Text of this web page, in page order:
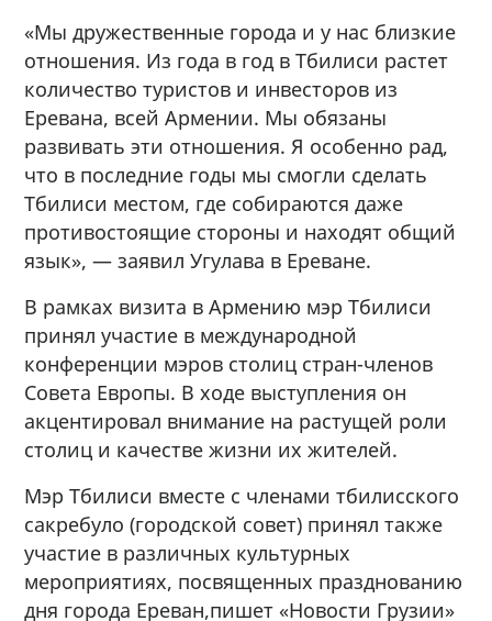
«Мы дружественные города и у нас близкие
отношения. Из года в год в Тбилиси растет
количество туристов и инвесторов из
Еревана, всей Армении. Мы обязаны
развивать эти отношения. Я особенно рад,
что в последние годы мы смогли сделать
Тбилиси местом, где собираются даже
противостоящие стороны и находят общий
язык», — заявил Угулава в Ереване.
В рамках визита в Армению мэр Тбилиси
принял участие в международной
конференции мэров столиц стран-членов
Совета Европы. В ходе выступления он
акцентировал внимание на растущей роли
столиц и качестве жизни их жителей.
Мэр Тбилиси вместе с членами тбилисского
сакребуло (городской совет) принял также
участие в различных культурных
мероприятиях, посвященных празднованию
дня города Ереван,пишет «Новости Грузии»